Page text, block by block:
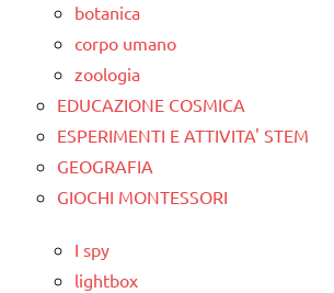
botanica
corpo umano
zoologia
EDUCAZIONE COSMICA
ESPERIMENTI E ATTIVITA' STEM
GEOGRAFIA
GIOCHI MONTESSORI
I spy
lightbox